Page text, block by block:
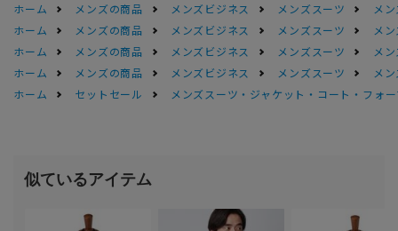
ホーム メンズの商品 メンズビジネス メンズスーツ
メ
ホーム
メンズの商品 メンズビジネス メンズスーツ
メ
ホーム
メンズの商品 メンズビジネス メンズスーツ
メ
ホーム
メンズの商品 メンズビジネス メンズスーツ
メ
ホーム
セットセール メンズスーツ・ジャケット・コート・フォ